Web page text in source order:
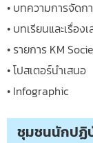
• บทความการจัดก
• บทเรียนและเรื่องเ
• รายการ KM
• โปสเตอร์นำเสนอ
• Infographic
ชุมชนนักปฏิ